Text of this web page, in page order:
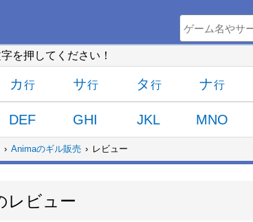
を押してください！
カ サ タ ナ
DEF GHI JKL MNO
Animaのギル販売 レビュー
レビュー